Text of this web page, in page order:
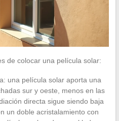
de colocar una película solar:
una película solar aporta una
sur y oeste, menos en las
directa sigue siendo baja
un doble acristalamiento con